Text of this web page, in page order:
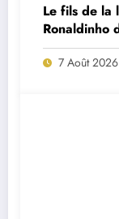
Le fils de la
Ronaldinho
7 Août 2026